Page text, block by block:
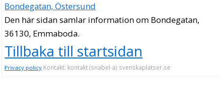
Bondegatan, Östersund
Den här sidan samlar information om Bondegatan,
36130, Emmaboda.
Tillbaka till startsidan
Privacy policy Kontakt: kontakt (snabel-a) svenskaplatser.se